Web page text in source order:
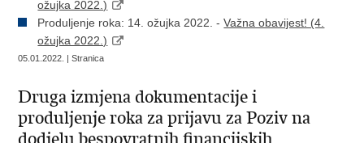
ožujka 2022.)
Produljenje roka: 14. ožujka 2022. -Važna obavijest! (4.
ožujka 2022.)
05.01.2022. | Stranica
Druga izmjena dokumentacije i
produljenje roka za prijavu za Poziv na